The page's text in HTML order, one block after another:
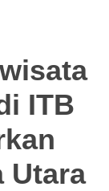
ITB
Utara